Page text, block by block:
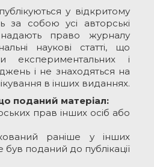
у відкритому
за собою усі авторські
право журналу
наукові статті, що
експериментальних і
і не знаходяться на
в інших виданнях.
поданий матеріал:
прав інших осіб або
раніше у інших
поданий до публікації